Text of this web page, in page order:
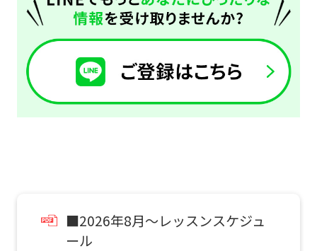
■2026年8月～レッスンスケジュ
ール
this
will
translated
not